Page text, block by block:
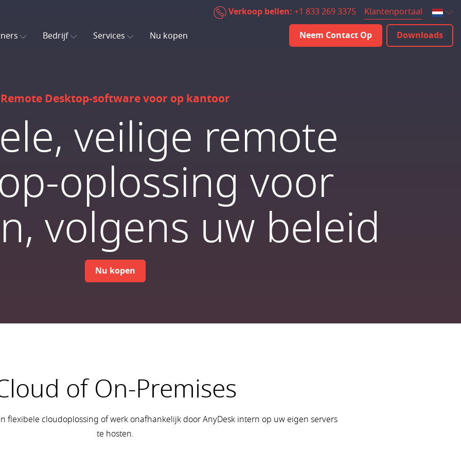
Verkoop bellen: +1 833 269 3375
Klantenportaal
Bedrijf Services Nu kopen Neem Contact Op Downloads
Remote Desktop-software voor op kantoor
veilige remote
oplossing voor
volgens uw beleid
Nu kopen
of On-Premises
flexibele cloudoplossing of werk onafhankelijk door AnyDesk intern op uw eigen servers
te hosten.